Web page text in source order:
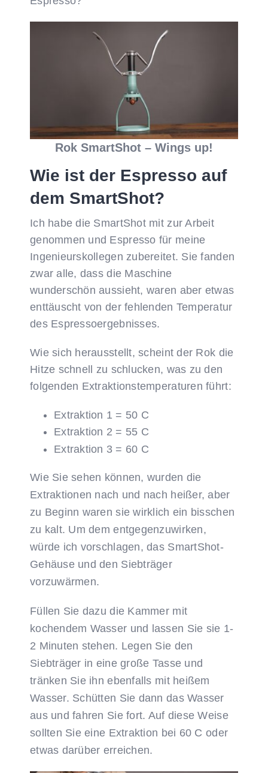
Rok SmartShot – Wings up!
Wie ist der Espresso auf
dem SmartShot?
Ich habe die SmartShot mit zur Arbeit
genommen und Espresso für meine
Ingenieurskollegen zubereitet. Sie fanden
zwar alle, dass die Maschine
wunderschön aussieht, waren aber etwas
enttäuscht von der fehlenden Temperatur
des Espressoergebnisses.
Wie sich herausstellt, scheint der Rok die
Hitze schnell zu schlucken, was zu den
folgenden Extraktionstemperaturen führt:
Extraktion 1 = 50 C
Extraktion 2 = 55 C
Extraktion 3 = 60 C
Wie Sie sehen können, wurden die
Extraktionen nach und nach heißer, aber
zu Beginn waren sie wirklich ein bisschen
zu kalt. Um dem entgegenzuwirken,
würde ich vorschlagen, das SmartShot-
Gehäuse und den Siebträger
vorzuwärmen.
Füllen Sie dazu die Kammer mit
kochendem Wasser und lassen Sie sie 1-
2 Minuten stehen. Legen Sie den
Siebträger in eine große Tasse und
tränken Sie ihn ebenfalls mit heißem
Wasser. Schütten Sie dann das Wasser
aus und fahren Sie fort. Auf diese Weise
sollten Sie eine Extraktion bei 60 C oder
etwas darüber erreichen.